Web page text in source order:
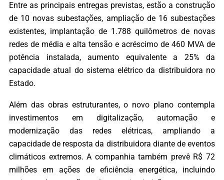
Entre as principais entregas previstas, estão a construção
de 10 novas subestações, ampliação de 16 subestações
existentes, implantação de 1.788 quilômetros de novas
redes de média e alta tensão e acréscimo de 460 MVA de
potência instalada, aumento equivalente a 25% da
capacidade atual do sistema elétrico da distribuidora no
Estado.
Além das obras estruturantes, o novo plano contempla
investimentos em digitalização, automação e
modernização das redes elétricas, ampliando a
capacidade de resposta da distribuidora diante de eventos
climáticos extremos. A companhia também prevê R$ 72
milhões em ações de eficiência energética, incluindo